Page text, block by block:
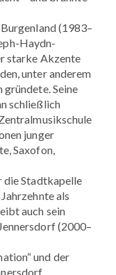
(1983–
Haydn-
starke Akzente
unter anderem
Seine
schließlich
junger
Saxofon,
die Stadtkapelle
als
auch sein
(2000–
und der